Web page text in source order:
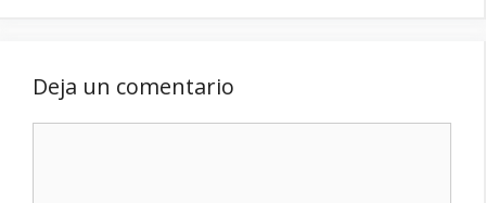
Deja un comentario